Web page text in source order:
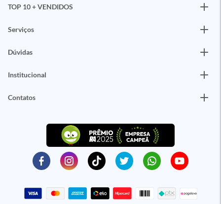
TOP 10 + VENDIDOS
Serviços
Dúvidas
Institucional
Contatos